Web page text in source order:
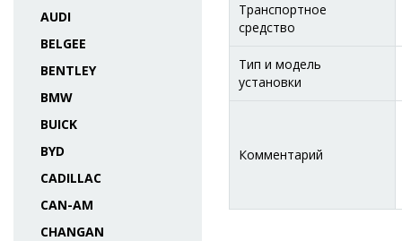
AUDI
BELGEE
BENTLEY
BMW
BUICK
BYD
CADILLAC
CAN-AM
CHANGAN
Транспортное
средство
Тип и модель
установки
Комментарий